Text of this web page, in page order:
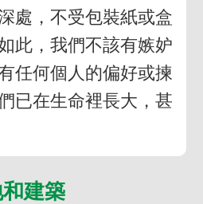
處，不受包裝紙或盒
此，我們不該有嫉妒
任何個人的偏好或揀
已在生命裡長大，甚
建築